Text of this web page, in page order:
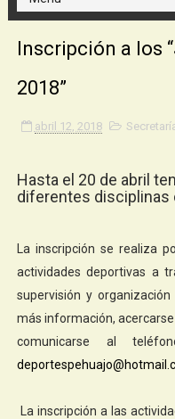
Inscripción a los
2018”
abril 12, 2018
Hasta el 20 de abril
diferentes disciplinas
La inscripción se realiza
actividades deportivas a
supervisión y
más información,
comunicarse al
La inscripción a las